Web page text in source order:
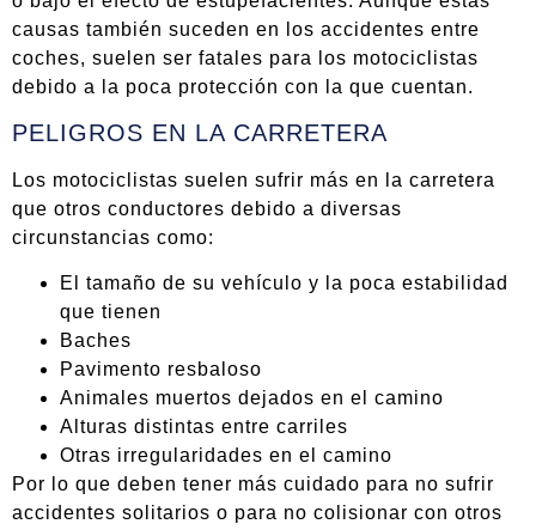
causas también suceden en los accidentes entre
coches, suelen ser fatales para los motociclistas
debido a la poca protección con la que cuentan.
PELIGROS EN LA CARRETERA
Los motociclistas suelen sufrir más en la carretera
que otros conductores debido a diversas
circunstancias como:
El tamaño de su vehículo y la poca estabilidad
que tienen
Baches
Pavimento resbaloso
Animales muertos dejados en el camino
Alturas distintas entre carriles
Otras irregularidades en el camino
Por lo que deben tener más cuidado para no sufrir
accidentes solitarios o para no colisionar con otros